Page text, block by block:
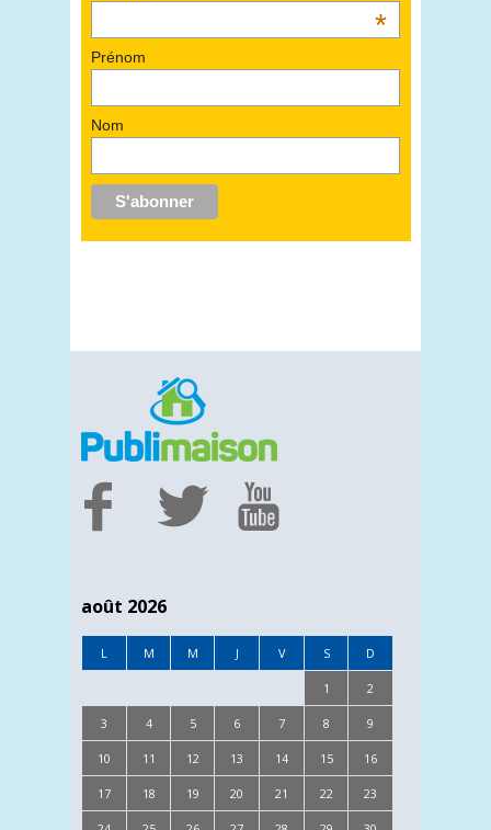
*
Prénom
Nom
août 2026
L M M J V S D
1 2
3 4 5 6 7 8 9
10 11 12 13 14 15 16
17 18 19 20 21 22 23